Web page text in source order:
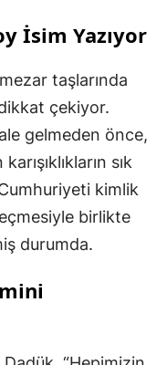
İsim Yazıyor
taşlarında
dikkat çekiyor.
gelmeden önce,
sık
kimlik
birlikte
durumda.